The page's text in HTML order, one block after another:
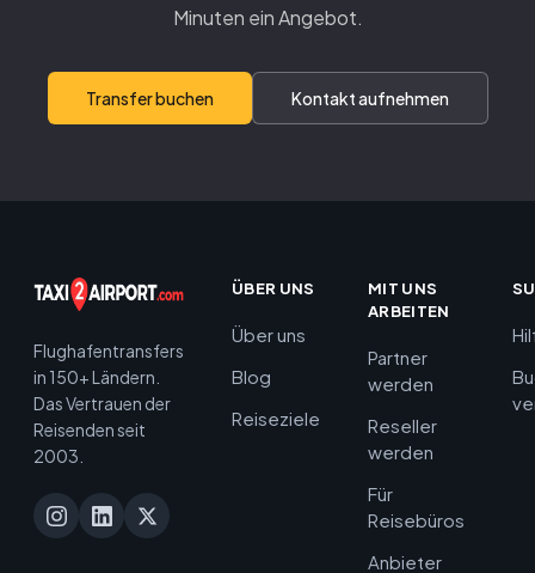
Minuten ein Angebot.
Transfer buchen Kontakt aufnehmen
Flughafentransfers
in 150+ Ländern.
Das Vertrauen der
Reisenden seit
2003.
ÜBER UNS
Über uns
Blog
Reiseziele
MIT UNS
ARBEITEN
Partner
werden
Reseller
werden
Für
Reisebüros
Anbieter